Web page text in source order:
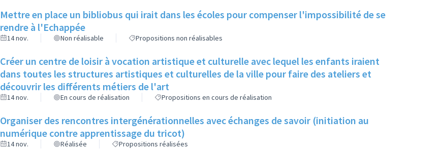
Mettre en place un bibliobus qui irait dans les écoles pour compenser l'impossibilité de se
rendre à l'Echappée
14 nov. Non réalisable Propositions non réalisables
Créer un centre de loisir à vocation artistique et culturelle avec lequel les enfants iraient
dans toutes les structures artistiques et culturelles de la ville pour faire des ateliers et
découvrir les différents métiers de l'art
14 nov. En cours de réalisation Propositions en cours de réalisation
Organiser des rencontres intergénérationnelles avec échanges de savoir (initiation au
numérique contre apprentissage du tricot)
14 nov. Réalisée Propositions réalisées